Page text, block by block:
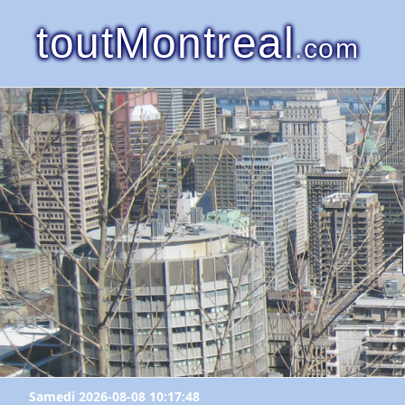
toutMontreal.com
Samedi 2026-08-08 10:17:48